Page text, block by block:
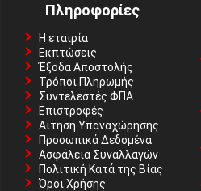
Πληροφορίες
Η εταιρία
Εκπτώσεις
Έξοδα Αποστολής
Τρόποι Πληρωμής
Συντελεστές ΦΠΑ
Επιστροφές
Αίτηση Υπαναχώρησης
Προσωπικά Δεδομένα
Ασφάλεια Συναλλαγών
Πολιτική Κατά της Βίας
Όροι Χρήσης